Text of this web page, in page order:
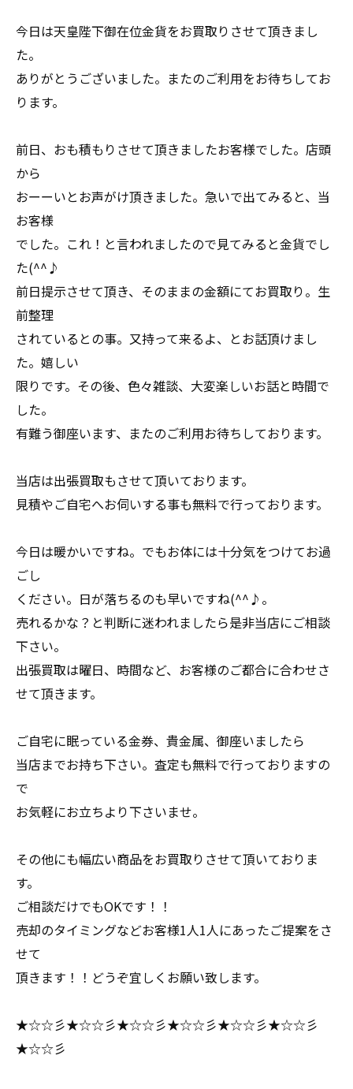
今日は天皇陛下御在位金貨をお買取りさせて頂きまし
た。
ありがとうございました。またのご利用をお待ちしてお
ります。
前日、おも積もりさせて頂きましたお客様でした。店頭
から
おーーいとお声がけ頂きました。急いで出てみると、当
お客様
でした。これ！と言われましたので見てみると金貨でし
た(^^♪
前日提示させて頂き、そのままの金額にてお買取り。生
前整理
されているとの事。又持って来るよ、とお話頂けまし
た。嬉しい
限りです。その後、色々雑談、大変楽しいお話と時間で
した。
有難う御座います、またのご利用お待ちしております。
当店は出張買取もさせて頂いております。
見積やご自宅へお伺いする事も無料で行っております。
今日は暖かいですね。でもお体には十分気をつけてお過
ごし
ください。日が落ちるのも早いですね(^^♪。
売れるかな？と判断に迷われましたら是非当店にご相談
下さい。
出張買取は曜日、時間など、お客様のご都合に合わせさ
せて頂きます。
ご自宅に眠っている金券、貴金属、御座いましたら
当店までお持ち下さい。査定も無料で行っておりますの
で
お気軽にお立ちより下さいませ。
その他にも幅広い商品をお買取りさせて頂いておりま
す。
ご相談だけでもOKです！！
売却のタイミングなどお客様1人1人にあったご提案をさ
せて
頂きます！！どうぞ宜しくお願い致します。
★☆☆彡★☆☆彡★☆☆彡★☆☆彡★☆☆彡★☆☆彡
★☆☆彡